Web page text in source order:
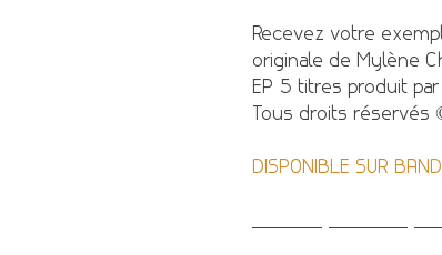
Recevez votre
originale de Mylène
EP 5 titres produit
Tous droits réservés
DISPONIBLE SUR